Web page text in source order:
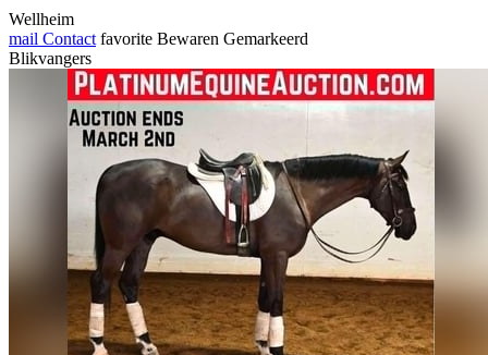
Wellheim
mail Contact favorite Bewaren Gemarkeerd
Blikvangers